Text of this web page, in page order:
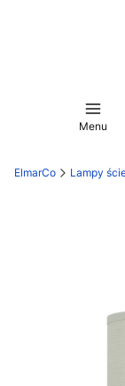
Menu
ElmarCo Lampy